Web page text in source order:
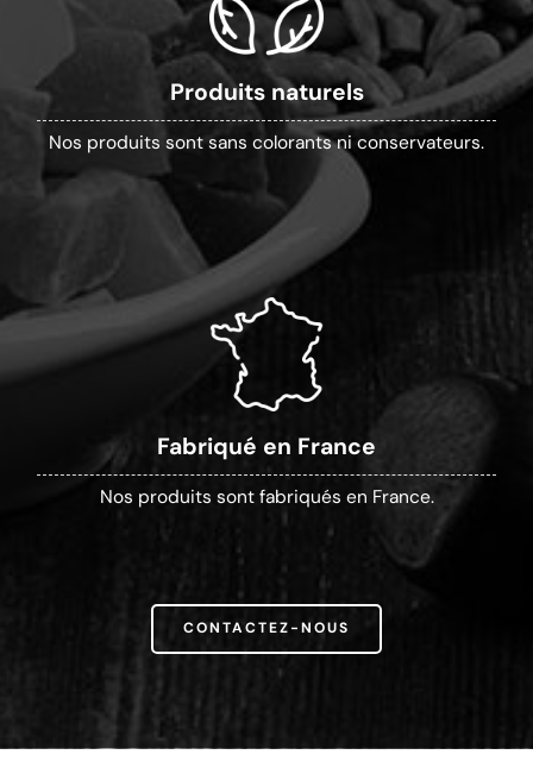
Produits naturels
Nos produits sont sans colorants ni conservateurs.
Fabriqué en France
Nos produits sont fabriqués en France.
CONTACTEZ-NOUS